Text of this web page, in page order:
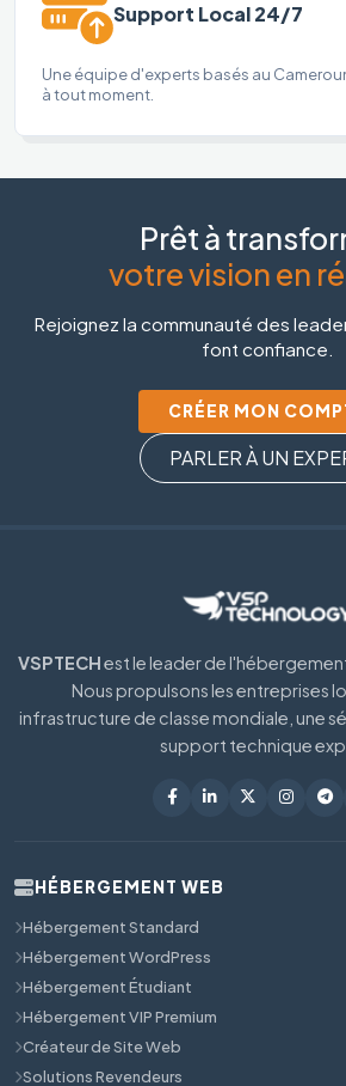
Support Local 24/7
Une équipe d'experts basés au
à tout moment.
Prêt à
votre vision en
Rejoignez la communauté des
font confiance.
CRÉER MON
PARLER À UN
VSPTECHest le leader de
Nous propulsons les entreprises
infrastructure de classe mondiale, une
support technique
HÉBERGEMENT WEB
Hébergement Standard
Hébergement WordPress
Hébergement Étudiant
Hébergement VIP Premium
Créateur de Site Web
Solutions Revendeurs